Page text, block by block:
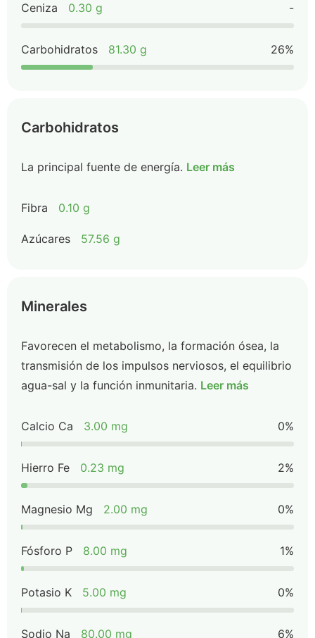
Ceniza 0.30 g -
Carbohidratos 81.30 g 26%
Carbohidratos
La principal fuente de energía. Leer más
Fibra 0.10 g
Azúcares 57.56 g
Minerales
Favorecen el metabolismo, la formación ósea, la
transmisión de los impulsos nerviosos, el equilibrio
agua-sal y la función inmunitaria. Leer más
Calcio Ca 3.00 mg 0%
Hierro Fe 0.23 mg 2%
Magnesio Mg 2.00 mg 0%
Fósforo P 8.00 mg 1%
Potasio K 5.00 mg 0%
Sodio Na 80.00 mg 6%